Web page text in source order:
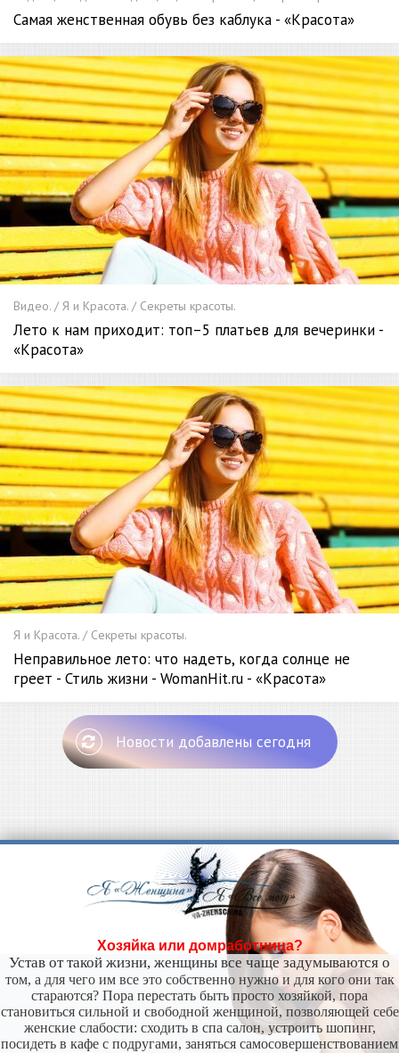
Самая женственная обувь без каблука - «Красота»
Видео. / Я и Красота. / Секреты красоты.
Лето к нам приходит: топ–5 платьев для вечеринки -
«Красота»
Я и Красота. / Секреты красоты.
Неправильное лето: что надеть, когда солнце не
греет - Стиль жизни - WomanHit.ru - «Красота»
Новости добавлены сегодня
Хозяйка или домработница?
Устав от такой жизни, женщины все чаще задумываются о
том, а для чего им все это собственно нужно и для кого они так
стараются? Пора перестать быть просто хозяйкой, пора
становиться сильной и свободной женщиной, позволяющей себе
женские слабости: сходить в спа салон, устроить шопинг,
посидеть в кафе с подругами, заняться самосовершенствованием